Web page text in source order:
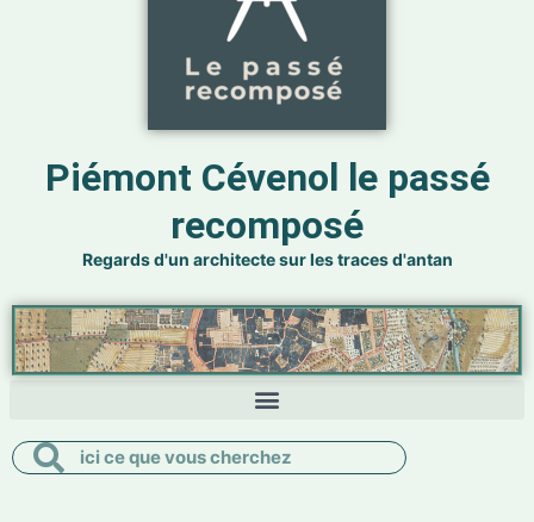
Piémont Cévenol le passé
recomposé
Regards d'un architecte sur les traces d'antan
RechercherRechercher